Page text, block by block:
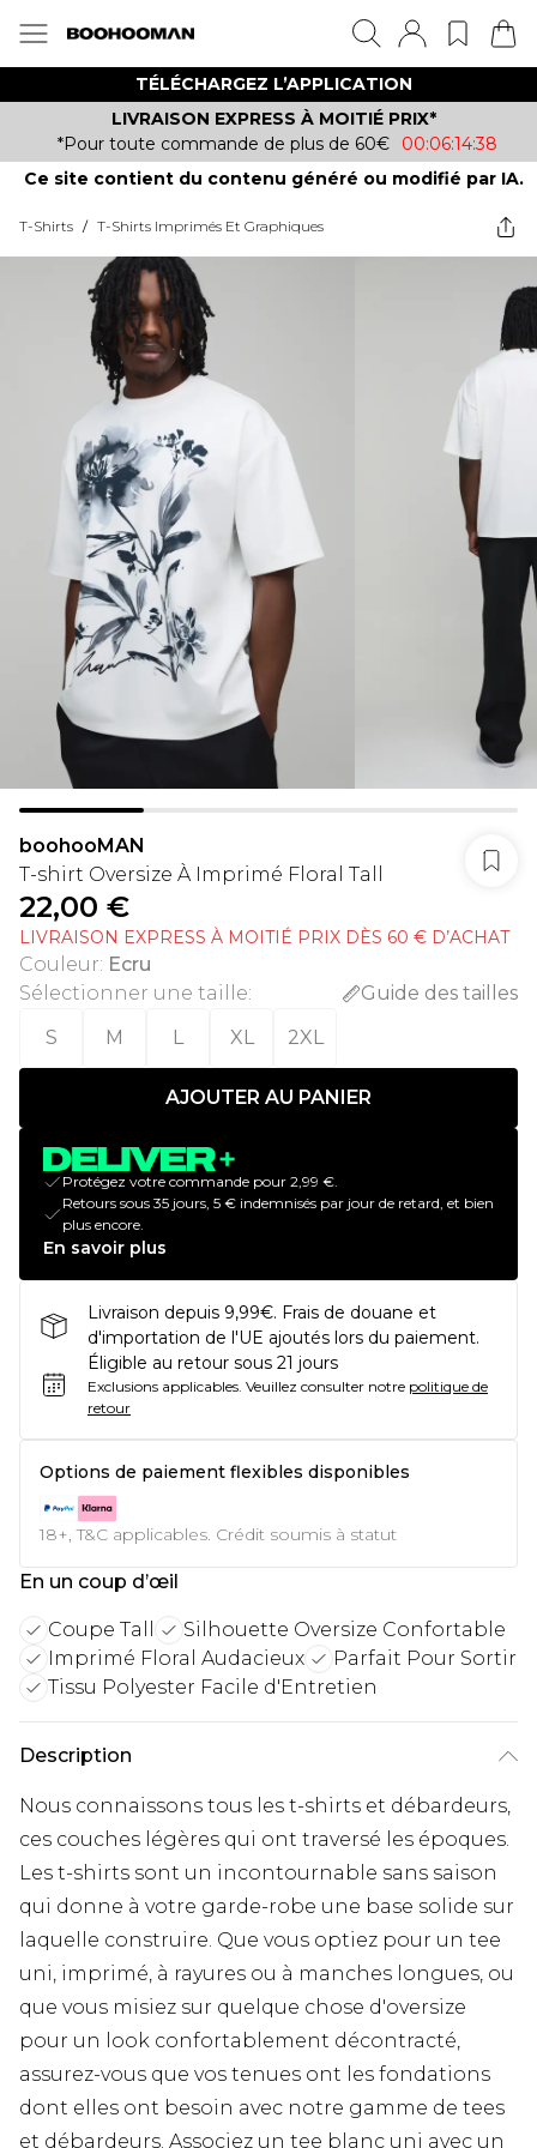
TÉLÉCHARGEZ L’APPLICATION
LIVRAISON EXPRESS À MOITIÉ PRIX*
*Pour toute commande de plus de 60€
00:06:14:38
Ce site contient du contenu généré ou modifié par IA.
T-Shirts / T-Shirts Imprimés Et Graphiques
boohooMAN
T-shirt Oversize À Imprimé Floral Tall
22,00 €
LIVRAISON EXPRESS À MOITIÉ PRIX DÈS 60 € D’ACHAT
Couleur: Ecru
Sélectionner une taille:
Guide des tailles
S
M L XL 2XL
AJOUTER AU PANIER
Protégez votre commande pour 2,99 €.
Retours sous 35 jours, 5 € indemnisés par jour de retard, et bien
plus encore.
En savoir plus
Livraison depuis 9,99€. Frais de douane et
d'importation de l'UE ajoutés lors du paiement.
Éligible au retour sous 21 jours
Exclusions applicables. Veuillez consulter notre politique de
retour
Options de paiement flexibles disponibles
18+, T&C applicables. Crédit soumis à statut
En un coup d’œil
Coupe Tall
Silhouette Oversize Confortable
Imprimé Floral Audacieux
Parfait Pour Sortir
Tissu Polyester Facile d'Entretien
Description
Nous connaissons tous les t-shirts et débardeurs,
ces couches légères qui ont traversé les époques.
Les t-shirts sont un incontournable sans saison
qui donne à votre garde-robe une base solide sur
laquelle construire. Que vous optiez pour un tee
uni, imprimé, à rayures ou à manches longues, ou
que vous misiez sur quelque chose d'oversize
pour un look confortablement décontracté,
assurez-vous que vos tenues ont les fondations
dont elles ont besoin avec notre gamme de tees
et débardeurs. Associez un tee blanc uni avec un